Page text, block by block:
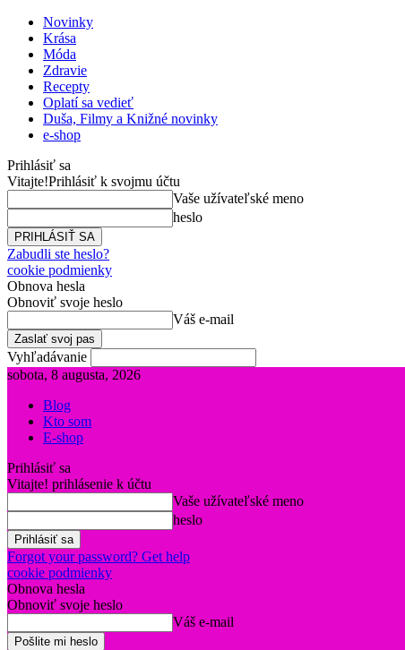
Novinky
Krása
Móda
Zdravie
Recepty
Oplatí sa vedieť
Duša, Filmy a Knižné novinky
e-shop
Prihlásiť sa
Vitajte!Prihlásiť k svojmu účtu
Vaše užívateľské meno
heslo
Zabudli ste heslo?
cookie podmienky
Obnova hesla
Obnoviť svoje heslo
Váš e-mail
Vyhľadávanie
sobota, 8 augusta, 2026
Blog
Kto som
E-shop
Prihlásiť sa
Vitajte! prihlásenie k účtu
Vaše užívateľské meno
heslo
Forgot your password? Get help
cookie podmienky
Obnova hesla
Obnoviť svoje heslo
Váš e-mail